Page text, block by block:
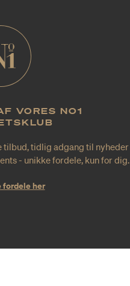
VORES NO1
tilbud, tidlig adgang til nyheder
- unikke fordele, kun for dig.
fordele her